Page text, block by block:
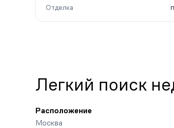
Отделка
Легкий поиск
Расположение
Москва